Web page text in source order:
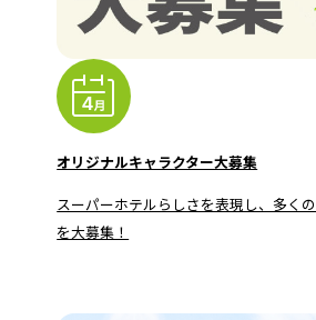
オリジナルキャラクター大募集
スーパーホテルらしさを表現し、多く
を大募集！